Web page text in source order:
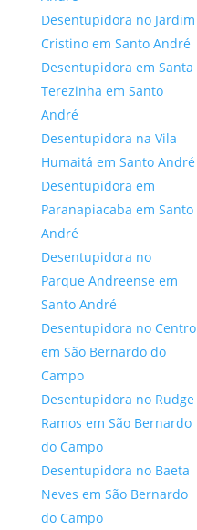
Desentupidora no Jardim
Cristino em Santo André
Desentupidora em Santa
Terezinha em Santo
André
Desentupidora na Vila
Humaitá em Santo André
Desentupidora em
Paranapiacaba em Santo
André
Desentupidora no
Parque Andreense em
Santo André
Desentupidora no Centro
em São Bernardo do
Campo
Desentupidora no Rudge
Ramos em São Bernardo
do Campo
Desentupidora no Baeta
Neves em São Bernardo
do Campo